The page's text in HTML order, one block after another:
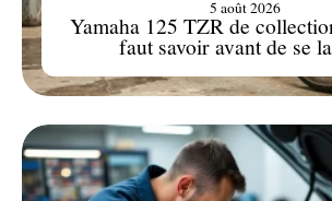
Yamaha 125 TZR de
faut savoir avant de se
5 août 2026